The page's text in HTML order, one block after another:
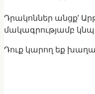
Դրակոններ անցք’
մակագրությամբ
Դուք կարող եք